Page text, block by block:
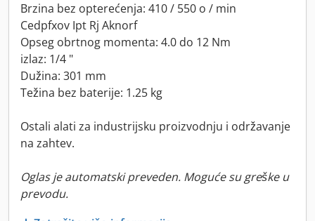
Brzina bez opterećenja: 410 / 550 o / min
Cedpfxov Ipt Rj Aknorf
Opseg obrtnog momenta: 4.0 do 12 Nm
izlaz: 1/4 "
Dužina: 301 mm
Težina bez baterije: 1.25 kg
Ostali alati za industrijsku proizvodnju i održavanje
na zahtev.
Oglas je automatski preveden. Moguće su greške u
prevodu.